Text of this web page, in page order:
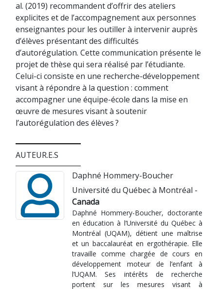
al. (2019) recommandent d’offrir des ateliers
explicites et de l’accompagnement aux personnes
enseignantes pour les outiller à intervenir auprès
d’élèves présentant des difficultés
d’autorégulation. Cette communication présente le
projet de thèse qui sera réalisé par l’étudiante.
Celui-ci consiste en une recherche-développement
visant à répondre à la question : comment
accompagner une équipe-école dans la mise en
œuvre de mesures visant à soutenir
l’autorégulation des élèves ?
AUTEUR.E.S
Daphné Hommery-Boucher
Université du Québec à Montréal -
Canada
Daphné Hommery-Boucher, doctorante
en éducation à l’Université du Québec à
Montréal (UQAM), détient une maîtrise
et un baccalauréat en ergothérapie. Elle
travaille comme chargée de cours en
développement moteur de l’enfant à
l’UQAM. Ses intérêts de recherche
portent sur les mesures visant à